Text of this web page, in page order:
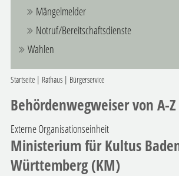
Mängelmelder
Notruf/Bereitschaftsdienste
Wahlen
Startseite| Rathaus| Bürgerservice
Behördenwegweiser von A-Z
Externe Organisationseinheit
Ministerium für Kultus
Württemberg (KM)